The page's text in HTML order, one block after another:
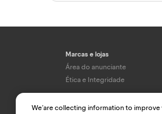
Marcas e lojas
Área do anunciante
Ética e Integridade
We’are collecting information to